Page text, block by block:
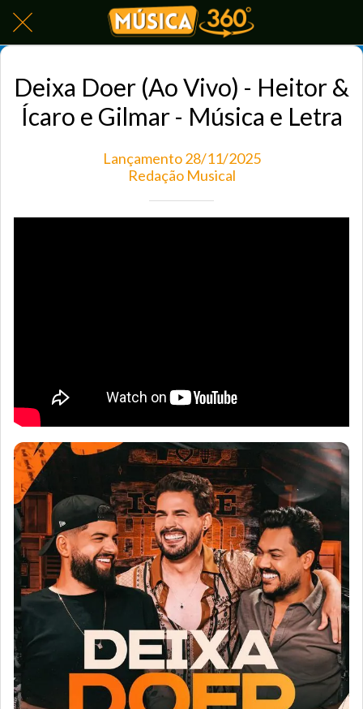
Deixa Doer (Ao Vivo) - Heitor &
Ícaro e Gilmar - Música e Letra
Lançamento 28/11/2025
Redação Musical